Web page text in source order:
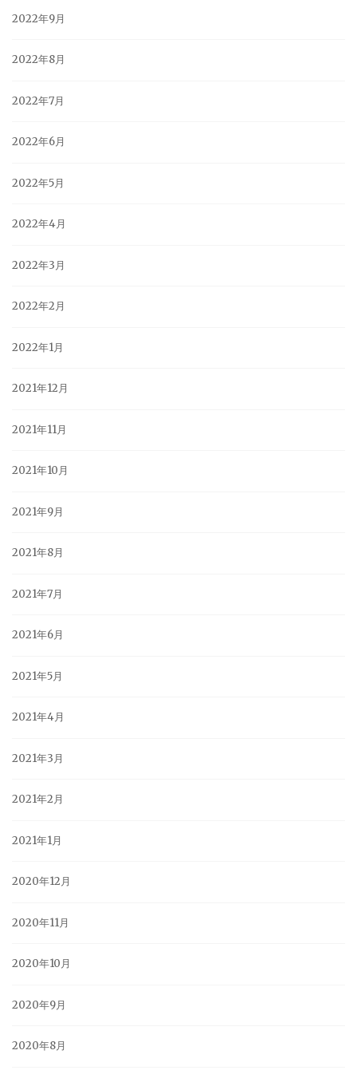
2022年9月
2022年8月
2022年7月
2022年6月
2022年5月
2022年4月
2022年3月
2022年2月
2022年1月
2021年12月
2021年11月
2021年10月
2021年9月
2021年8月
2021年7月
2021年6月
2021年5月
2021年4月
2021年3月
2021年2月
2021年1月
2020年12月
2020年11月
2020年10月
2020年9月
2020年8月